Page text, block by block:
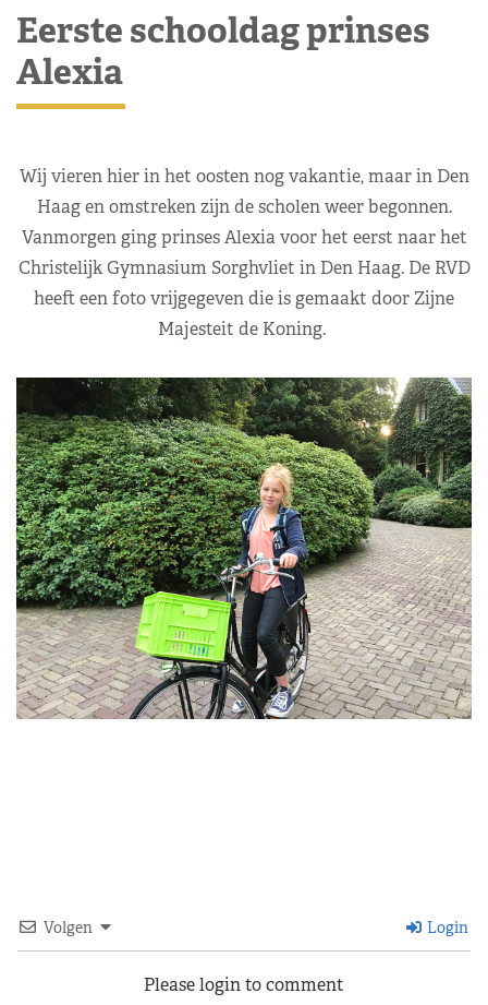
Eerste schooldag prinses
Alexia
Wij vieren hier in het oosten nog vakantie, maar in Den
Haag en omstreken zijn de scholen weer begonnen.
Vanmorgen ging prinses Alexia voor het eerst naar het
Christelijk Gymnasium Sorghvliet in Den Haag. De RVD
heeft een foto vrijgegeven die is gemaakt door Zijne
Majesteit de Koning.
Volgen Login
Please login to comment